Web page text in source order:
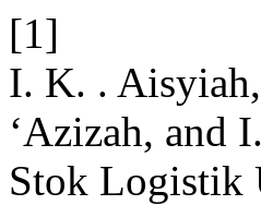
[1]
I. K. .
‘Azizah, and
Stok Logistik